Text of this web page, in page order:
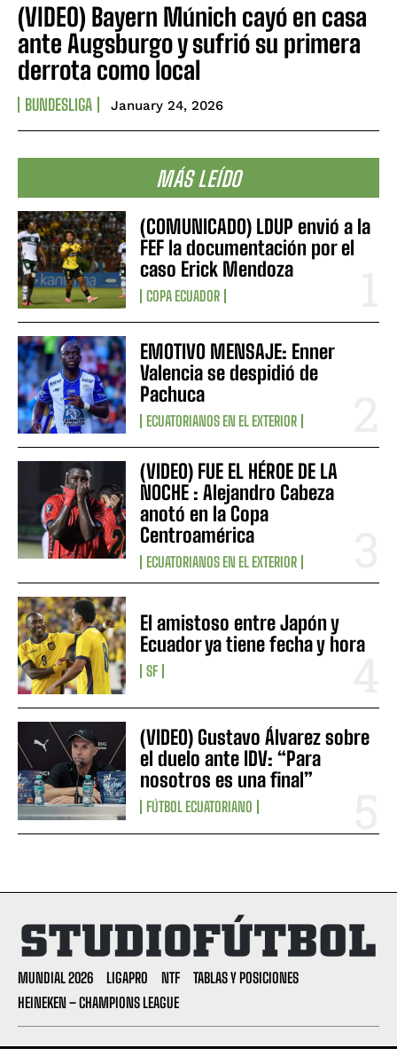
(VIDEO) Bayern Múnich cayó en casa
ante Augsburgo y sufrió su primera
derrota como local
BUNDESLIGA January 24, 2026
MÁS LEÍDO
(COMUNICADO) LDUP envió a la
FEF la documentación por el
caso Erick Mendoza
COPA ECUADOR
EMOTIVO MENSAJE: Enner
Valencia se despidió de
Pachuca
ECUATORIANOS EN EL EXTERIOR
(VIDEO) FUE EL HÉROE DE LA
NOCHE : Alejandro Cabeza
anotó en la Copa
Centroamérica
ECUATORIANOS EN EL EXTERIOR
El amistoso entre Japón y
Ecuador ya tiene fecha y hora
SF
(VIDEO) Gustavo Álvarez sobre
el duelo ante IDV: “Para
nosotros es una final”
FÚTBOL ECUATORIANO
MUNDIAL 2026 LIGAPRO NTF
TABLAS Y POSICIONES
HEINEKEN – CHAMPIONS LEAGUE